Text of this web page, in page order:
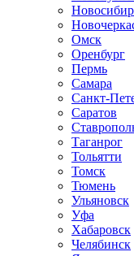
Омск
Оренбург
Пермь
Самара
Санкт-
Саратов
Таганрог
Тольятти
Томск
Тюмень
Ульяновск
Уфа
Хабаровск
Челябинск